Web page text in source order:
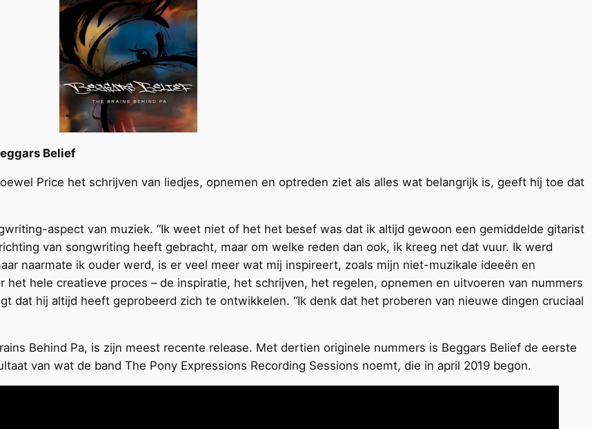
Belief
Price het schrijven van liedjes, opnemen en optreden ziet als alles wat belangrijk is, geeft hij toe dat
aspect van muziek. “Ik weet niet of het het besef was dat ik altijd gewoon een gemiddelde gitarist
van songwriting heeft gebracht, maar om welke reden dan ook, ik kreeg net dat vuur. Ik werd
naarmate ik ouder werd, is er veel meer wat mij inspireert, zoals mijn niet-muzikale ideeën en
hele creatieve proces – de inspiratie, het schrijven, het regelen, opnemen en uitvoeren van nummers
dat hij altijd heeft geprobeerd zich te ontwikkelen. “Ik denk dat het proberen van nieuwe dingen cruciaal
Behind Pa, is zijn meest recente release. Met dertien originele nummers is Beggars Belief de eerste
van wat de band The Pony Expressions Recording Sessions noemt, die in april 2019 begon.